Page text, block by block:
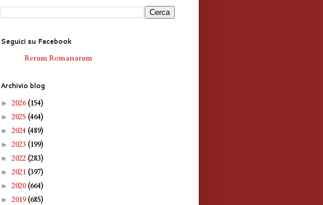
Seguici su Facebook
Rerum Romanarum
Archivio blog
► 2026(154)
► 2025 (464)
► 2024 (489)
► 2023 (199)
► 2022 (283)
► 2021 (397)
► 2020(664)
► 2019(685)